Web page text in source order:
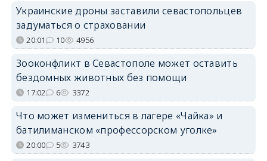
Украинские дроны заставили севастопольцев
задуматься о страховании
20:01 10 4956
Зооконфликт в Севастополе может оставить
бездомных животных без помощи
17:02 6 3372
Что может измениться в лагере «Чайка» и
батилиманском «профессорском уголке»
20:00 5 3743